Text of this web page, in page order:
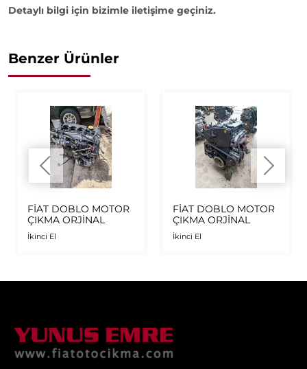
Detaylı bilgi için bizimle iletişime geçiniz.
Benzer Ürünler
FİAT DOBLO MOTOR
ÇIKMA ORJİNAL
İkinci El
FİAT DOBLO MOTOR
ÇIKMA ORJİNAL
İkinci El